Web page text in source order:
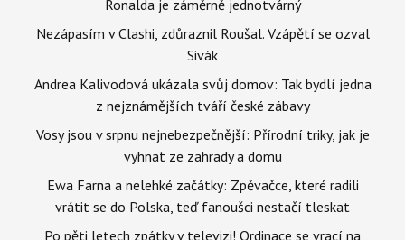
Ronalda je záměrně jednotvárný
Nezápasím v Clashi, zdůraznil Roušal. Vzápětí se ozval
Sivák
Andrea Kalivodová ukázala svůj domov: Tak bydlí jedna
z nejznámějších tváří české zábavy
Vosy jsou v srpnu nejnebezpečnější: Přírodní triky, jak je
vyhnat ze zahrady a domu
Ewa Farna a nelehké začátky: Zpěvačce, které radili
vrátit se do Polska, teď fanoušci nestačí tleskat
Po pěti letech zpátky v televizi! Ordinace se vrací na